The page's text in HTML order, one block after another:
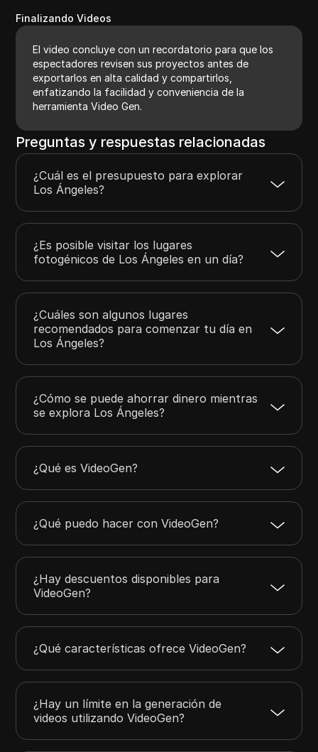
Finalizando Videos
El video concluye con un recordatorio para que los
espectadores revisen sus proyectos antes de
exportarlos en alta calidad y compartirlos,
enfatizando la facilidad y conveniencia de la
herramienta Video Gen.
Preguntas y respuestas relacionadas
¿Cuál es el presupuesto para explorar
Los Ángeles?
¿Es posible visitar los lugares
fotogénicos de Los Ángeles en un día?
¿Cuáles son algunos lugares
recomendados para comenzar tu día en
Los Ángeles?
¿Cómo se puede ahorrar dinero mientras
se explora Los Ángeles?
¿Qué es VideoGen?
¿Qué puedo hacer con VideoGen?
¿Hay descuentos disponibles para
VideoGen?
¿Qué características ofrece VideoGen?
¿Hay un límite en la generación de
videos utilizando VideoGen?